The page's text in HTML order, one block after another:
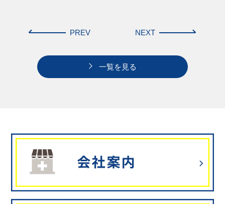
PREV
一覧を見る
NEXT